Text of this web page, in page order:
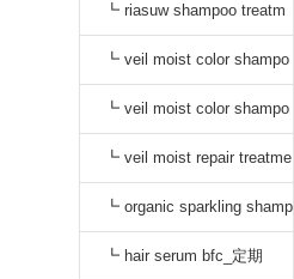
┗ riasuw shampoo treatm
ent セット_通常
┗ veil moist color shampo
o black_通常
┗ veil moist color shampo
o dark brown_通常
┗ veil moist repair treatme
nt_通常
┗ organic sparkling shamp
oo_定期
┗ hair serum bfc_定期